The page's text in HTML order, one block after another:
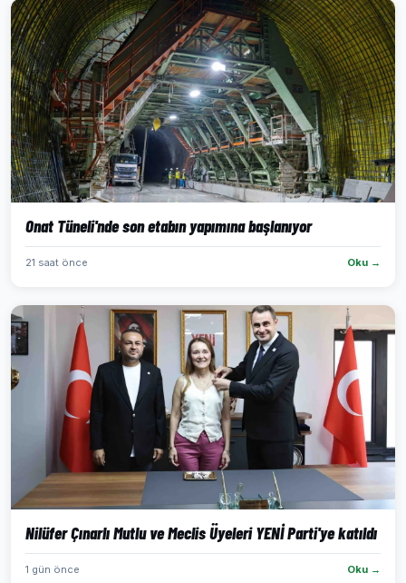
Onat Tüneli'nde son etabın yapımına başlanıyor
21 saat önce Oku →
Nilüfer Çınarlı Mutlu ve Meclis Üyeleri YENİ Parti'ye katıldı
1 gün önce Oku →